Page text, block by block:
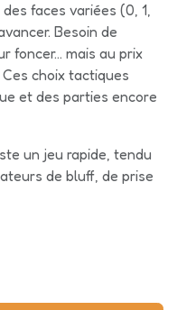
faces variées (0, 1,
Besoin de
foncer… mais au prix
Ces choix tactiques
et des parties encore
un jeu rapide, tendu
de bluff, de prise